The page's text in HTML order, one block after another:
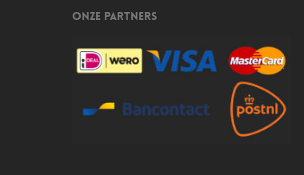
ONZE PARTNERS